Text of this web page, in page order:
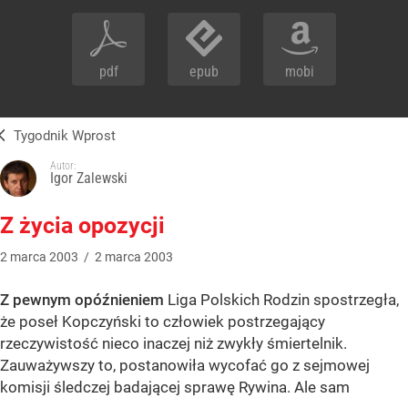
pdf epub mobi
Tygodnik Wprost
Autor:
Igor Zalewski
Z życia opozycji
2 marca 2003 / 2 marca 2003
Z pewnym opóźnieniem Liga Polskich Rodzin spostrzegła,
że poseł Kopczyński to człowiek postrzegający
rzeczywistość nieco inaczej niż zwykły śmiertelnik.
Zauważywszy to, postanowiła wycofać go z sejmowej
komisji śledczej badającej sprawę Rywina. Ale sam